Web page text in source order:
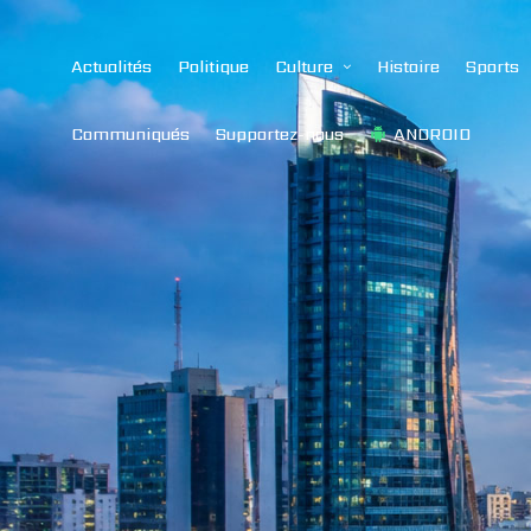
Actualités Politique Culture Histoire Sports
Communiqués Supportez-nous ANDROID